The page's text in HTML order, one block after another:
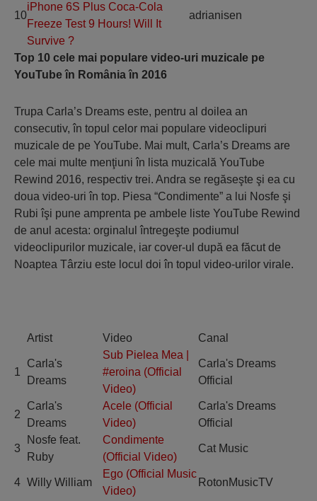
10
iPhone 6S Plus Coca-Cola
Freeze Test 9 Hours! Will It
Survive ?
adrianisen
Top 10 cele mai populare video-uri muzicale pe
YouTube în România în 2016
Trupa Carla’s Dreams este, pentru al doilea an
consecutiv, în topul celor mai populare videoclipuri
muzicale de pe YouTube. Mai mult, Carla’s Dreams are
cele mai multe menţiuni în lista muzicală YouTube
Rewind 2016, respectiv trei. Andra se regăseşte şi ea cu
doua video-uri în top. Piesa “Condimente” a lui Nosfe şi
Rubi îşi pune amprenta pe ambele liste YouTube Rewind
de anul acesta: orginalul întregeşte podiumul
videoclipurilor muzicale, iar cover-ul după ea făcut de
Noaptea Târziu este locul doi în topul video-urilor virale.
Artist Video Canal
1
Carla's
Dreams
Sub Pielea Mea |
#eroina (Official
Video)
Carla's Dreams
Official
2
Carla's
Dreams
Acele (Official
Video)
Carla's Dreams
Official
3
Nosfe feat.
Ruby
Condimente
(Official Video)
Cat Music
4 Willy William
Ego (Official Music
Video)
RotonMusicTV